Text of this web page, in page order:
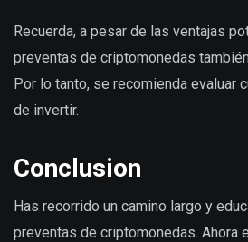
Recuerda, a pesar de las ventajas
preventas de criptomonedas
Por lo tanto, se recomienda evaluar
de invertir.
Conclusion
Has recorrido un camino largo y
preventas de criptomonedas. Ahora